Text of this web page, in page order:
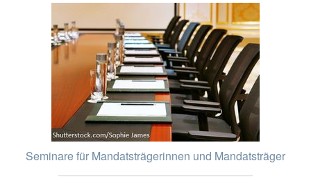
Seminare für Mandatsträgerinnen und Mandatsträger